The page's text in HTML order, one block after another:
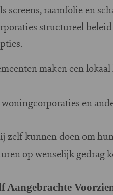
screens, raamfolie en
structureel
maken een
en
zelf kunnen doen om
op wenselijk gedrag
Aangebrachte